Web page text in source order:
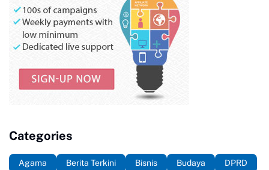
Categories
Agama Berita Terkini Bisnis Budaya
DPRD